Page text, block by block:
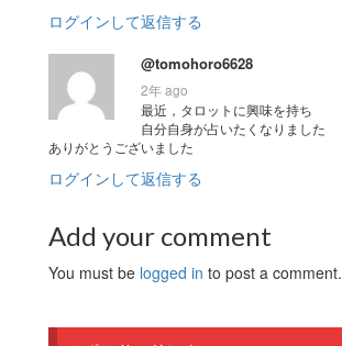
ログインして返信する
@tomohoro6628
2年 ago
最近，タロットに興味を持ち
自分自身が占いたくなりました
ありがとうございました
ログインして返信する
Add your comment
You must be logged in to post a comment.